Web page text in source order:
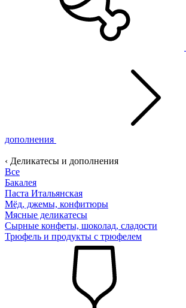
дополнения
‹ Деликатесы и дополнения
Все
Бакалея
Паста Итальянская
Мёд, джемы, конфитюры
Мясные деликатесы
Сырные конфеты, шоколад, сладости
Трюфель и продукты с трюфелем